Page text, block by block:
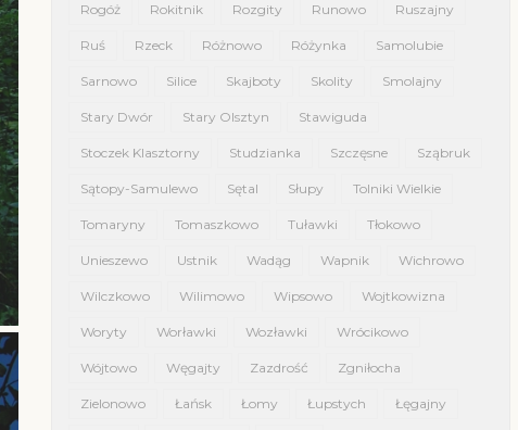
Rogóż Rokitnik Rozgity Runowo Ruszajny
Ruś Rzeck Różnowo Różynka Samolubie
Sarnowo Silice Skajboty Skolity Smolajny
Stary Dwór Stary Olsztyn Stawiguda
Stoczek Klasztorny Studzianka Szczęsne Sząbruk
Sątopy-Samulewo Sętal Słupy Tolniki Wielkie
Tomaryny Tomaszkowo Tuławki Tłokowo
Unieszewo Ustnik Wadąg Wapnik Wichrowo
Wilczkowo Wilimowo Wipsowo Wojtkowizna
Woryty Worławki Wozławki Wrócikowo
Wójtowo Węgajty Zazdrość Zgniłocha
Zielonowo Łańsk Łomy Łupstych Łęgajny